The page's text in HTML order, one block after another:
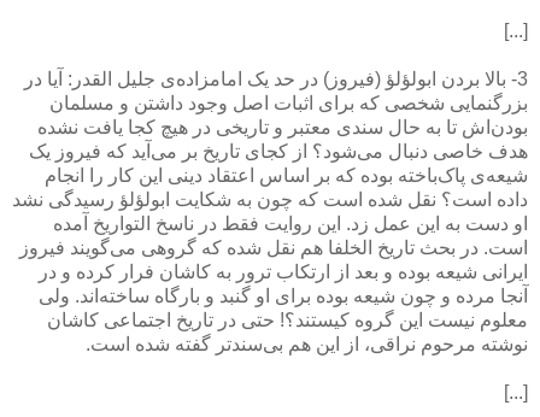
[...]
3- بالا بردن ابولؤلؤ (فیروز) در حد یک امامزاده‌ی جلیل القدر: آیا در
بزرگنمایی شخصی که برای اثبات اصل وجود داشتن و مسلمان
بودن‌اش تا به حال سندی معتبر و تاریخی در هیچ کجا یافت نشده
هدف خاصی دنبال می‌شود؟ از کجای تاریخ بر می‌آید که فیروز یک
شیعه‌ی پاک‌باخته بوده که بر اساس اعتقاد دینی این کار را انجام
داده است؟ نقل شده است كه چون به شکایت ابولؤلؤ رسیدگی نشد
او دست به این عمل زد. این روایت فقط در ناسخ التواریخ آمده
است. در بحث تاریخ الخلفا هم نقل شده که گروهی می‌گویند فیروز
ایرانی شیعه بوده و بعد از ارتکاب ترور به کاشان فرار كرده و در
آنجا مرده و چون شیعه بوده برای او گنبد و بارگاه ساخته‌اند. ولی
معلوم نیست این گروه کیستند؟! حتی در تاریخ اجتماعی کاشان
نوشته مرحوم نراقی، از این هم بی‌سندتر گفته شده است.
[...]